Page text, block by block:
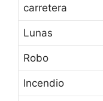
carretera
Lunas
Robo
Incendio